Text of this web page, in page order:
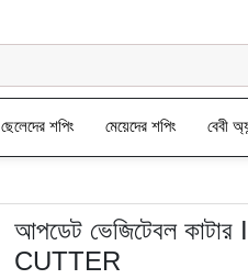
ছেলেদের শপিং মেয়েদের শপিং বেবী
আপডেট ভেজিটেবল
CUTTER